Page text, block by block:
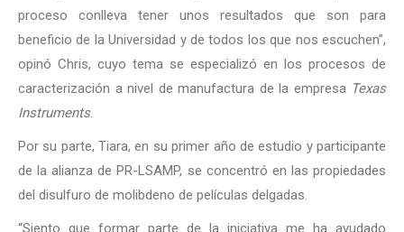
proceso conlleva tener unos resultados que son para
beneficio de la Universidad y de todos los que nos escuchen”,
opinó Chris, cuyo tema se especializó en los procesos de
caracterización a nivel de manufactura de la empresa Texas
Instruments.
Por su parte, Tiara, en su primer año de estudio y participante
de la alianza de PR-LSAMP, se concentró en las propiedades
del disulfuro de molibdeno de películas delgadas.
“Siento que formar parte de la iniciativa me ha ayudado